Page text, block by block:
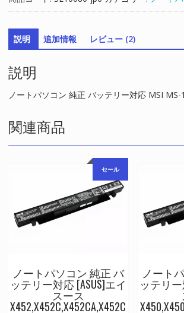
テ
リ
ー
応
MSI
MS-
個
説明 追加情報 レビュー (2)
説明
ノートパソコン 純正 バッテリー対応 MSI MS-
関連商品
セール
ノートパソコン 純正 バ
ッテリー対応 [ASUS]エイ
スース
X452,X452C,X452CA,X452C
ノート
ッテリー